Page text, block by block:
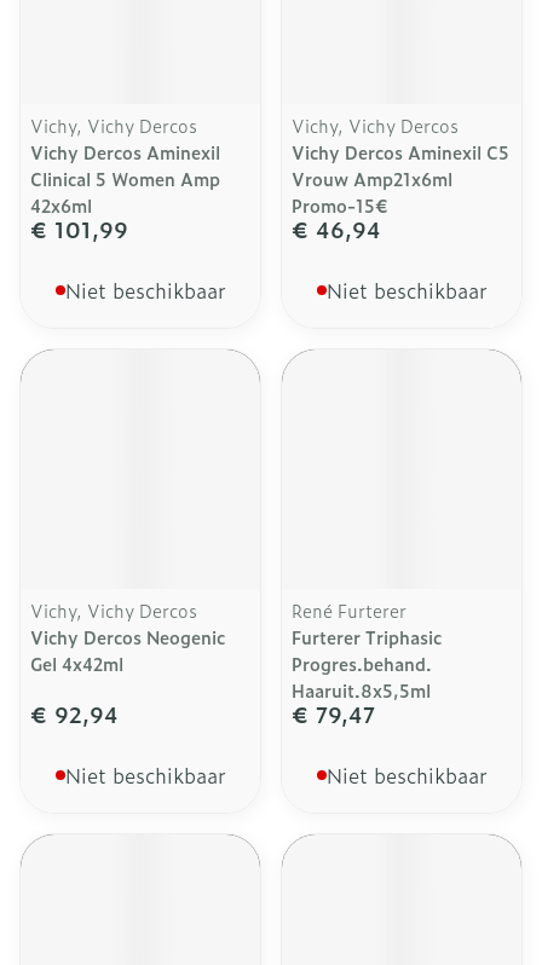
Vichy, Vichy Dercos
Vichy Dercos Aminexil
Clinical 5 Women Amp
42x6ml
€ 101,99
Niet beschikbaar
Vichy, Vichy Dercos
Vichy Dercos Aminexil C5
Vrouw Amp21x6ml
Promo-15€
€ 46,94
Niet beschikbaar
Vichy, Vichy Dercos
Vichy Dercos Neogenic
Gel 4x42ml
€ 92,94
Niet beschikbaar
René Furterer
Furterer Triphasic
Progres.behand.
Haaruit.8x5,5ml
€ 79,47
Niet beschikbaar